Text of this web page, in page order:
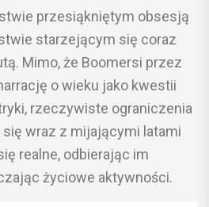
przesiąkniętym obsesją
starzejącym się coraz
Mimo, że Boomersi przez
o wieku jako kwestii
rzeczywiste ograniczenia
wraz z mijającymi latami
realne, odbierając im
życiowe aktywności.